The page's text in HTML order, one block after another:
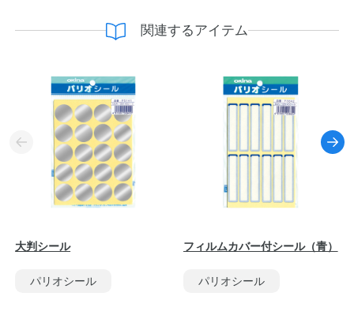
関連するアイテム
大判シール
パリオシール
フィルムカバー付シール（青）
パリオシール